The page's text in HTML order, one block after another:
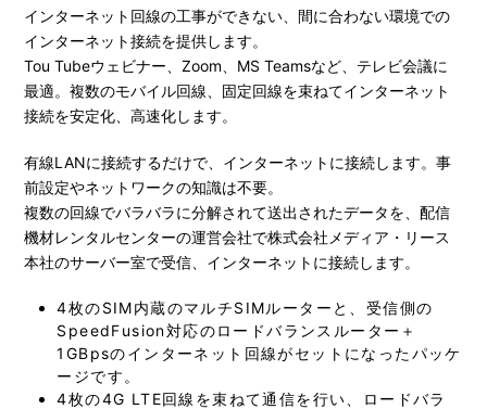
インターネット回線の工事ができない、間に合わない環境での
インターネット接続を提供します。
Tou Tubeウェビナー、Zoom、MS Teamsなど、テレビ会議に
最適。複数のモバイル回線、固定回線を束ねてインターネット
接続を安定化、高速化します。
有線LANに接続するだけで、インターネットに接続します。事
前設定やネットワークの知識は不要。
複数の回線でバラバラに分解されて送出されたデータを、配信
機材レンタルセンターの運営会社で株式会社メディア・リース
本社のサーバー室で受信、インターネットに接続します。
4枚のSIM内蔵のマルチSIMルーターと、受信側の
SpeedFusion対応のロードバランスルーター＋
1GBpsのインターネット回線がセットになったパッケ
ージです。
4枚の4G LTE回線を束ねて通信を行い、ロードバラ